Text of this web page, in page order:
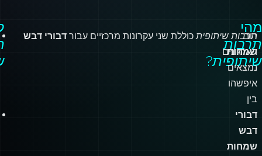
מהי
תרבות
שיתופית?
רוב
הארגונים
נמצאים
איפשהו
בין
דבורי
דבש
שמחות
תרבות שיתופיתכוללת שני עקרונות מרכזיים עבור דבורי דבש
שמחות: